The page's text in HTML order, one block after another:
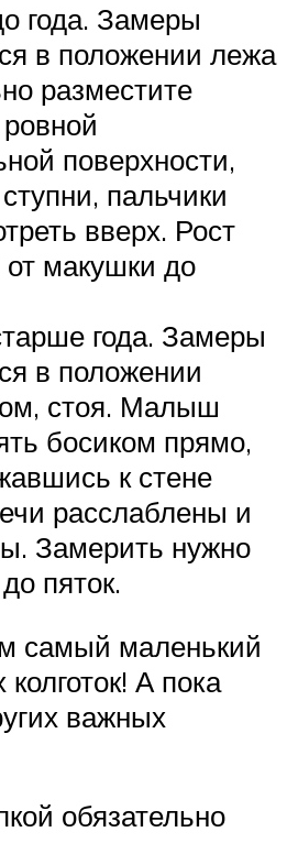
года. Замеры
в положении лежа
разместите
поверхности,
пальчики
вверх. Рост
от макушки до
года. Замеры
в положении
стоя. Малыш
босиком прямо,
к стене
расслаблены и
Замерить нужно
пяток.
самый маленький
А пока
важных
обязательно